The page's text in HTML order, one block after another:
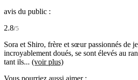
avis du public :
2.8/5
Sora et Shiro, frère et sœur passionnés de
incroyablement doués, se sont élevés au
tant ils... (voir plus)